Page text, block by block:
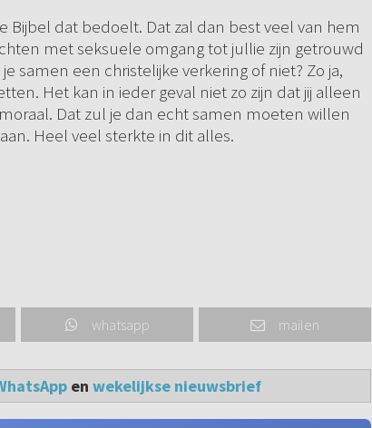
Bijbel dat bedoelt. Dat zal dan best veel van hem
met seksuele omgang tot jullie zijn getrouwd
samen een christelijke verkering of niet? Zo ja,
Het kan in ieder geval niet zo zijn dat jij alleen
Dat zul je dan echt samen moeten willen
Heel veel sterkte in dit alles.
whatsapp mailen
en wekelijkse nieuwsbrief